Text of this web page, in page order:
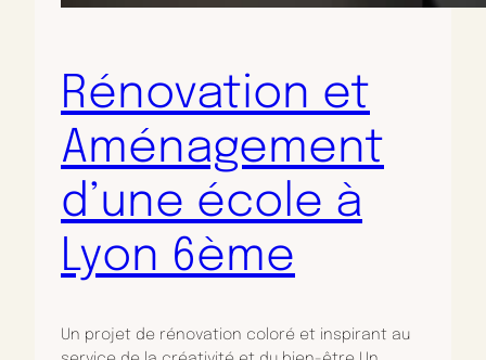
Rénovation et
Aménagement
d’une école à
Lyon 6ème
Un projet de rénovation coloré et inspirant au